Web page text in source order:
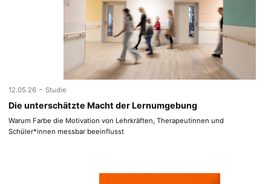
12.05.26 - Studie
Die unterschätzte Macht der Lernumgebung
Warum Farbe die Motivation von Lehrkräften, Therapeutinnen und
Schüler*innen messbar beeinflusst